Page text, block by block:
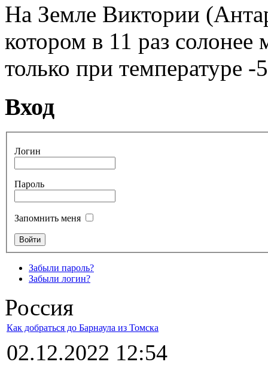
На Земле Виктории
котором в 11 раз
только при температуре -
Вход
Логин
Пароль
Запомнить меня
Забыли пароль?
Забыли логин?
Россия
Как добраться до Барнаула из Томска
02.12.2022 12:54